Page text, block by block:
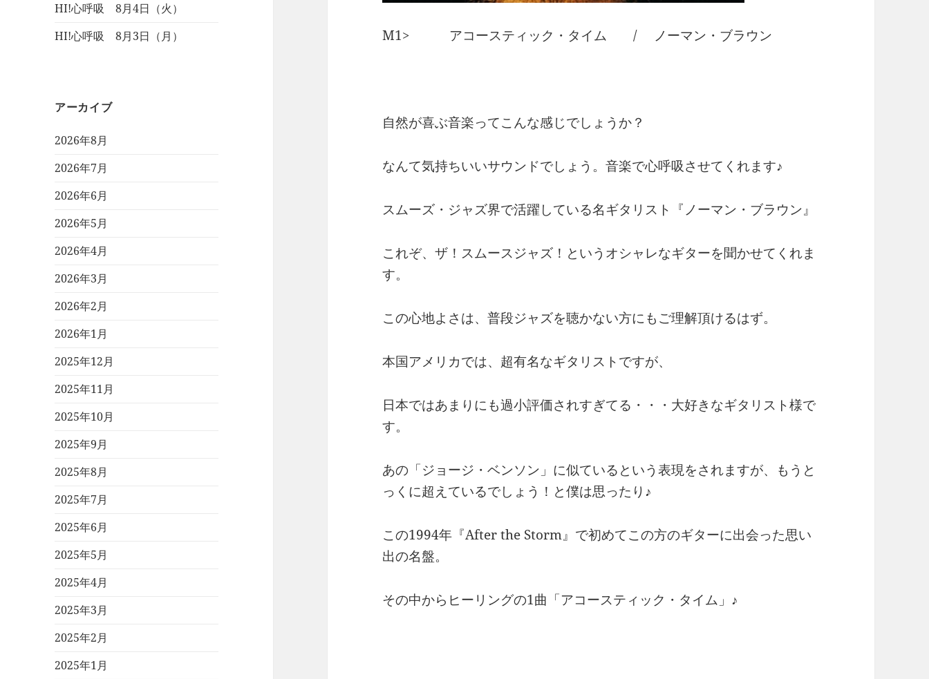
HI!心呼吸 8月4日（火）
HI!心呼吸 8月3日（月）
アーカイブ
2026年8月
2026年7月
2026年6月
2026年5月
2026年4月
2026年3月
2026年2月
2026年1月
2025年12月
2025年11月
2025年10月
2025年9月
2025年8月
2025年7月
2025年6月
2025年5月
2025年4月
2025年3月
2025年2月
2025年1月
M1> アコースティック・タイム / ノーマン・ブラウン
自然が喜ぶ音楽ってこんな感じでしょうか？
なんて気持ちいいサウンドでしょう。音楽で心呼吸させてくれます♪
スムーズ・ジャズ界で活躍している名ギタリスト『ノーマン・ブラウン』
これぞ、ザ！スムースジャズ！というオシャレなギターを聞かせてくれま
す。
この心地よさは、普段ジャズを聴かない方にもご理解頂けるはず。
本国アメリカでは、超有名なギタリストですが、
日本ではあまりにも過小評価されすぎてる・・・大好きなギタリスト様で
す。
あの「ジョージ・ベンソン」に似ているという表現をされますが、もうと
っくに超えているでしょう！と僕は思ったり♪
この1994年『After the Storm』で初めてこの方のギターに出会った思い
出の名盤。
その中からヒーリングの1曲「アコースティック・タイム」♪